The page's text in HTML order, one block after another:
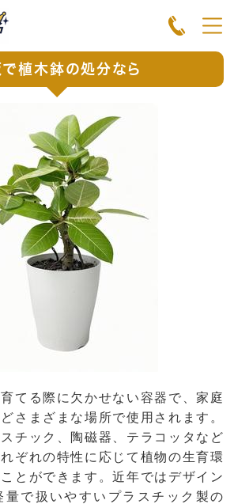
植木鉢の処分なら
てる際に欠かせない容器で、家庭
さまざまな場所で使用されます。
チック、陶磁器、テラコッタなど
ぞれの特性に応じて植物の生育環
とができます。近年ではデザイン
量で扱いやすいプラスチック製の